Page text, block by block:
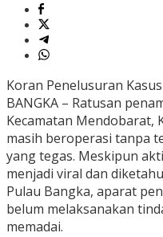
Koran Penelusuran Kasus
BANGKA – Ratusan
Kecamatan Mendobarat,
masih beroperasi tanpa
yang tegas. Meskipun
menjadi viral dan
Pulau Bangka, aparat
belum melaksanakan
memadai.